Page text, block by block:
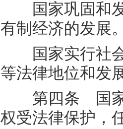
国家巩固和发
有制经济的发展
国家实行社会
等法律地位和发
第四条 国家
权受法律保护，